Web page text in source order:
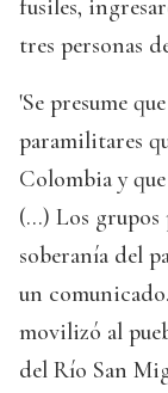
fusiles,
tres personas
'Se presume
paramilitares
Colombia y
(...) Los
soberanía del
un
movilizó al
del Río San